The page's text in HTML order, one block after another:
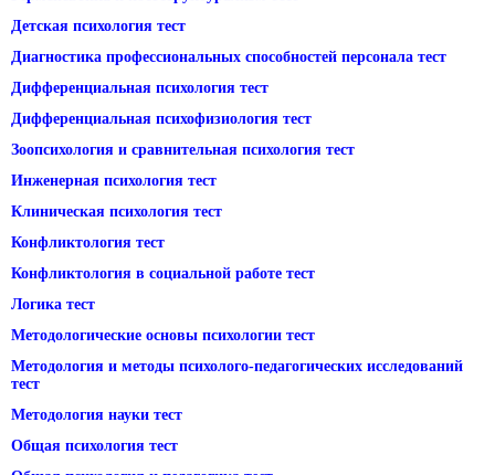
Детская психология тест
Диагностика профессиональных способностей персонала тест
Дифференциальная психология тест
Дифференциальная психофизиология тест
Зоопсихология и сравнительная психология тест
Инженерная психология тест
Клиническая психология тест
Конфликтология тест
Конфликтология в социальной работе тест
Логика тест
Методологические основы психологии тест
Методология и методы психолого-педагогических исследований
тест
Методология науки тест
Общая психология тест